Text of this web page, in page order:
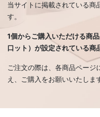
当サイトに掲載されている商
す。
1個からご購入いただける商品
口ット）が設定されている商
ご注文の際は、各商品ページ
え、ご購入をお願いいたしま